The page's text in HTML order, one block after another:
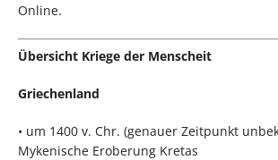
Online.
Übersicht Kriege der Menscheit
Griechenland
• um 1400 v. Chr. (genauer Zeitpunkt
Mykenische Eroberung Kretas